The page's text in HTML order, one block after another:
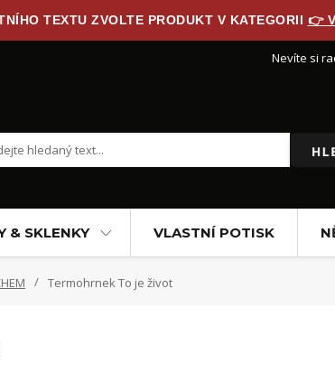
TEXTU ZVOLTE PRODUKT V KATEGORII 👉
Nevíte si
& SKLENKY VLASTNÍ POTISK
Termohrnek To je život